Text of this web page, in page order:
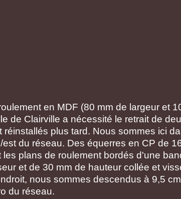
en MDF (80 mm de largeur et
de Clairville a nécessité le retrait de
réinstallés plus tard. Nous sommes ici
du réseau. Des équerres en CP de
plans de roulement bordés d'une
et de 30 mm de hauteur collée et
nous sommes descendus à 9,5
du réseau.